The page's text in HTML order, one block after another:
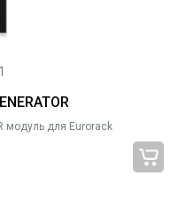
модуль для Eurorack